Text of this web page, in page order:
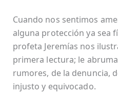
Cuando nos sentimos
alguna protección ya sea
profeta Jeremías nos
primera lectura; le
rumores, de la denuncia,
injusto y equivocado.